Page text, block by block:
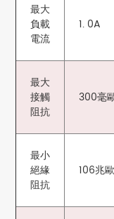
最大
負載
電流
1. 0A
最大
接觸
阻抗
300毫
最小
絕緣
阻抗
106兆歐